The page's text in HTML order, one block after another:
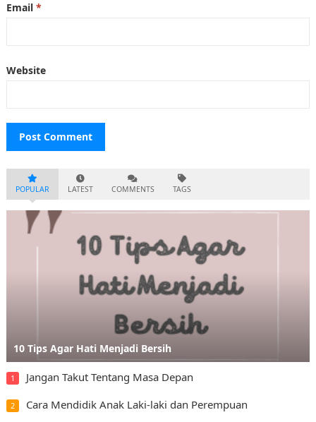
Email *
Website
POPULAR LATEST COMMENTS TAGS
10 Tips Agar Hati Menjadi Bersih
1 Jangan Takut Tentang Masa Depan
2 Cara Mendidik Anak Laki-laki dan Perempuan